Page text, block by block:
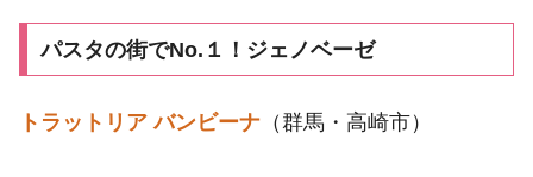
パスタの街でNo.１！ジェノベーゼ
トラットリア バンビーナ （群馬・高崎市）